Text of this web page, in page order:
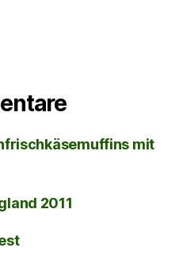
mit
2011